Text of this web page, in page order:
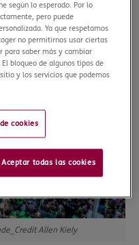
días de margen, te
míticas irlandesas como
partió el Titanic, Cobh.
donde se han
de Tronos. ¡Viaja a
Allen Kiely
según lo esperado. Por lo
pero puede
Ya que respetamos
no permitirnos usar ciertas
para saber más y cambiar
bloqueo de algunos tipos de
y los servicios que podemos
cookies
Aceptar todas las cookies